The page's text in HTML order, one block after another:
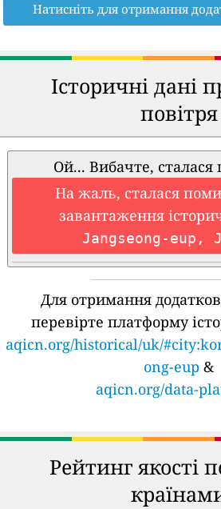
Натисніть для отримання
Історичні дані
повітря
Ой... Вибачте, сталася
На жаль, сталася
завантаження
Jangseong-eup,
Для отримання
перевірте платформу
aqicn.org/historical/uk/
ong-eup &
aqicn.org/data-
Рейтинг якості